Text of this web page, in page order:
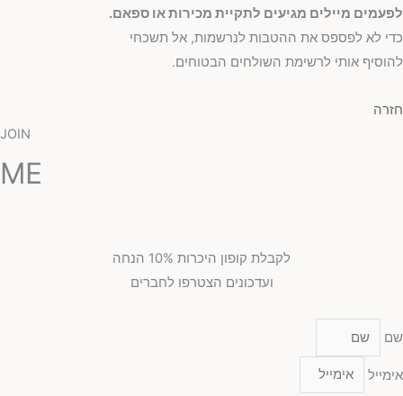
לפעמים מיילים מגיעים לתקיית מכירות או ספאם.
כדי לא לפספס את ההטבות לנרשמות, אל תשכחי
להוסיף אותי לרשימת השולחים הבטוחים.
חזרה
JOIN
ME
לקבלת קופון היכרות 10% הנחה
ועדכונים הצטרפו לחברים
שם
אימייל